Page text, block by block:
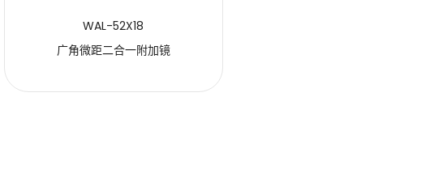
WAL-52X18
广角微距二合一附加镜